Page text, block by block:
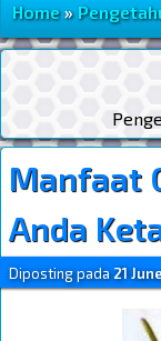
Home»
Manfaat
Anda
Diposting pada21